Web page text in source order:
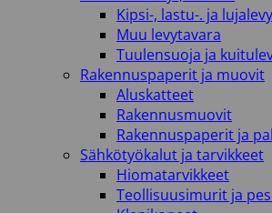
Kipsi-, lastu-. ja
Muu levytavara
Tuulensuoja ja
Rakennuspaperit ja muovit
Aluskatteet
Rakennusmuovit
Rakennuspaperit ja
Sähkötyökalut ja tarvikkeet
Hiomatarvikkeet
Teollisuusimurit ja